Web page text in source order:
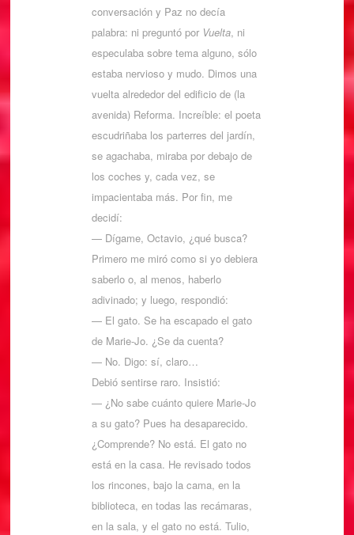
conversación y Paz no decía
palabra: ni preguntó por Vuelta, ni
especulaba sobre tema alguno, sólo
estaba nervioso y mudo. Dimos una
vuelta alrededor del edificio de (la
avenida) Reforma. Increíble: el poeta
escudriñaba los parterres del jardín,
se agachaba, miraba por debajo de
los coches y, cada vez, se
impacientaba más. Por fin, me
decidí:
— Dígame, Octavio, ¿qué busca?
Primero me miró como si yo debiera
saberlo o, al menos, haberlo
adivinado; y luego, respondió:
— El gato. Se ha escapado el gato
de Marie-Jo. ¿Se da cuenta?
— No. Digo: sí, claro…
Debió sentirse raro. Insistió:
— ¿No sabe cuánto quiere Marie-Jo
a su gato? Pues ha desaparecido.
¿Comprende? No está. El gato no
está en la casa. He revisado todos
los rincones, bajo la cama, en la
biblioteca, en todas las recámaras,
en la sala, y el gato no está. Tulio,